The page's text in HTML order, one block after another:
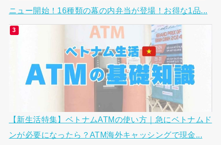
ニュー開始！16種類の幕の内弁当が登場！お得な1品...
【新生活特集】ベトナムATMの使い方｜急にベトナムド
ンが必要になったら？ATM海外キャッシングで現金...